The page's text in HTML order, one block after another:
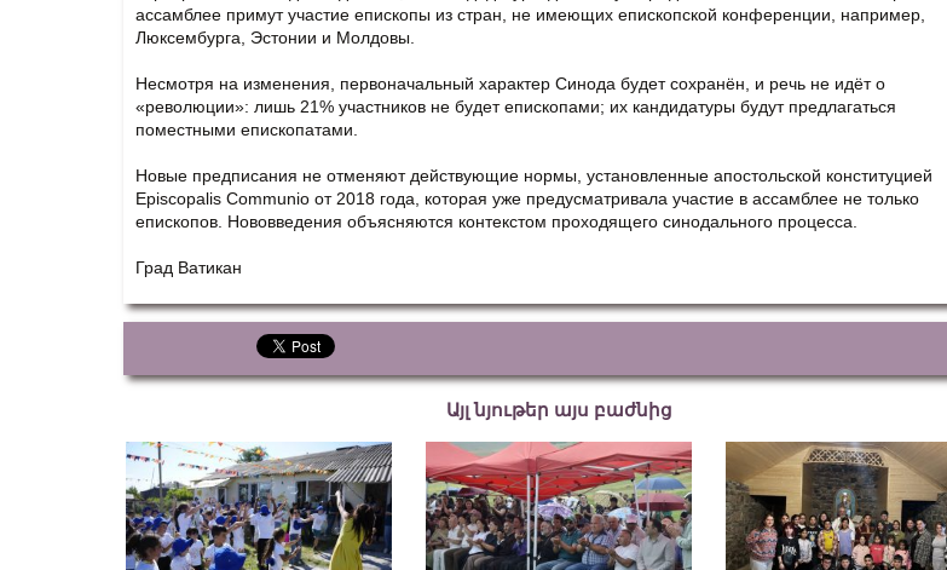
ассамблее примут участие епископы из стран, не имеющих епископской конференции, например,
Люксембурга, Эстонии и Молдовы.
Несмотря на изменения, первоначальный характер Синода будет сохранён, и речь не идёт о
«революции»: лишь 21% участников не будет епископами; их кандидатуры будут предлагаться
поместными епископатами.
Новые предписания не отменяют действующие нормы, установленные апостольской конституцией
Episcopalis Communio от 2018 года, которая уже предусматривала участие в ассамблее не только
епископов. Нововведения объясняются контекстом проходящего синодального процесса.
Град Ватикан
Այլ նյութեր այս բաժնից